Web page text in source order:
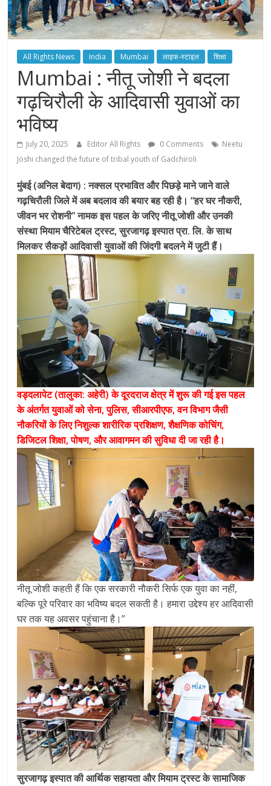
All Rights News India Mumbai लाइफ-स्टाइल शिक्षा
Mumbai : नीतू जोशी ने बदला
गढ़चिरौली के आदिवासी युवाओं का
भविष्य
July 20, 2025 Editor All Rights 0 Comments
Neetu
Joshi changed the future of tribal youth of Gadchiroli
मुंबई (अनिल बेदाग) : नक्सल प्रभावित और पिछड़े माने जाने वाले
गढ़चिरौली जिले में अब बदलाव की बयार बह रही है। “हर घर नौकरी,
जीवन भर रोशनी” नामक इस पहल के जरिए नीतू जोशी और उनकी
संस्था मियाम चैरिटेबल ट्रस्ट, सुरजागढ़ इस्पात प्रा. लि. के साथ
मिलकर सैकड़ों आदिवासी युवाओं की जिंदगी बदलने में जुटी हैं।
वड्दलापेट (तालुका: अहेरी) के दूरदराज क्षेत्र में शुरू की गई इस पहल
के अंतर्गत युवाओं को सेना, पुलिस, सीआरपीएफ, वन विभाग जैसी
नौकरियों के लिए निशुल्क शारीरिक प्रशिक्षण, शैक्षणिक कोचिंग,
डिजिटल शिक्षा, पोषण, और आवागमन की सुविधा दी जा रही है।
नीतू जोशी कहती हैं कि एक सरकारी नौकरी सिर्फ एक युवा का नहीं,
बल्कि पूरे परिवार का भविष्य बदल सकती है। हमारा उद्देश्य हर आदिवासी
घर तक यह अवसर पहुंचाना है।”
सुरजागढ़ इस्पात की आर्थिक सहायता और मियाम ट्रस्ट के सामाजिक